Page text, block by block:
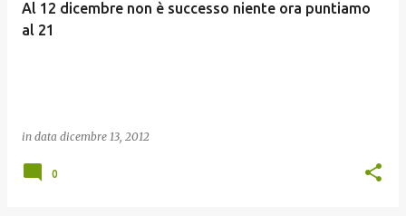
Al 12 dicembre non è successo niente ora puntiamo
al 21
in data dicembre 13, 2012
0